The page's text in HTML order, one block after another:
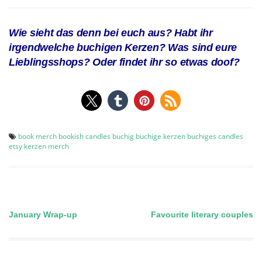
Wie sieht das denn bei euch aus? Habt ihr
irgendwelche buchigen Kerzen? Was sind eure
Lieblingsshops? Oder findet ihr so etwas doof?
book merch bookish candles buchig buchige kerzen buchiges candles
etsy kerzen merch
Post
navigation
January Wrap-up Favourite literary couples